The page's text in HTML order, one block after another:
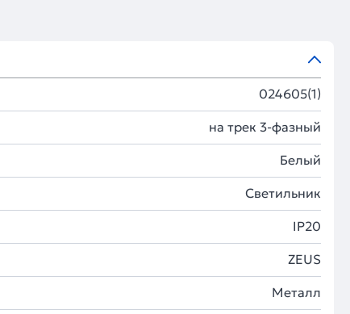
024605(1)
на трек 3-фазный
Белый
Светильник
IP20
ZEUS
Металл